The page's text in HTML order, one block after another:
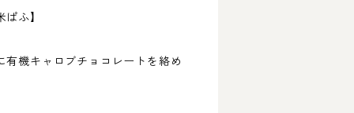
ふ】
機キャロブチョコレートを絡め